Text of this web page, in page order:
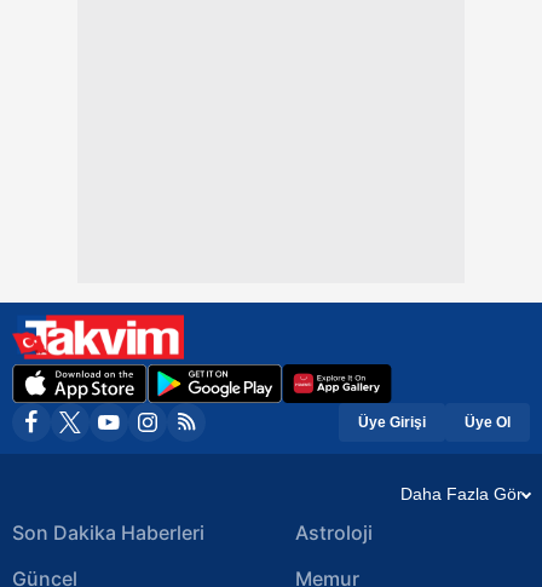
Üye Girişi Üye Ol
Daha Fazla Gör
Son Dakika Haberleri
Güncel
Astroloji
Memur